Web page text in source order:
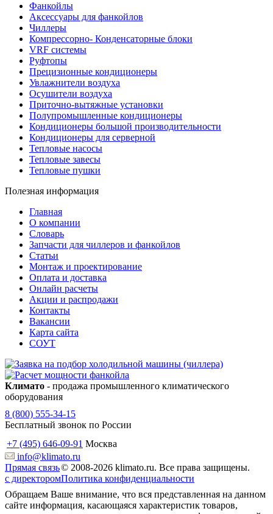
Фанкойлы
Аксессуары для фанкойлов
Чиллеры
Компрессорно- Конденсаторные блоки
VRF системы
Руфтопы
Прецизионные кондиционеры
Увлажнители воздуха
Осушители воздуха
Приточно-вытяжные установки
Полупромышленные кондиционеры
Кондиционеры большой производительности
Кондиционеры для серверной
Тепловые насосы
Тепловые завесы
Тепловые пушки
Полезная информация
Главная
О компании
Словарь
Запчасти для чиллеров и фанкойлов
Статьи
Монтаж и проектирование
Оплата и доставка
Онлайн расчеты
Акции и распродажи
Контакты
Вакансии
Карта сайта
СОУТ
Климато - продажа промышленного климатического
оборудования
8 (800) 555-34-15
Бесплатный звонок по России
+7 (495) 646-09-91 Москва
info@klimato.ru
Прямая связь
с директором
© 2008-2026 klimato.ru. Все права защищены.
Политика конфиденциальности
Обращаем Ваше внимание, что вся представленная на данном
сайте информация, касающаяся характеристик товаров,